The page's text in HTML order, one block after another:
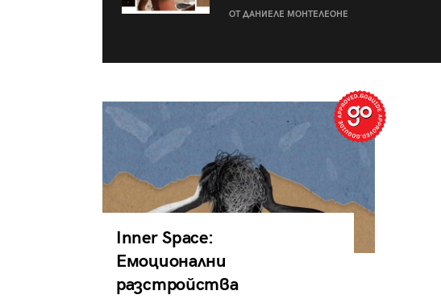
ОТ ДАНИЕЛЕ МОНТЕЛЕОНЕ
Inner Space:
Емоционални
разстройства